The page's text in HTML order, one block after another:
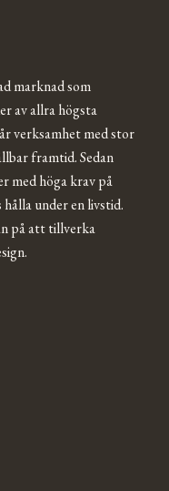
marknad som
av allra högsta
verksamhet med stor
framtid. Sedan
med höga krav på
under en livstid.
på att tillverka